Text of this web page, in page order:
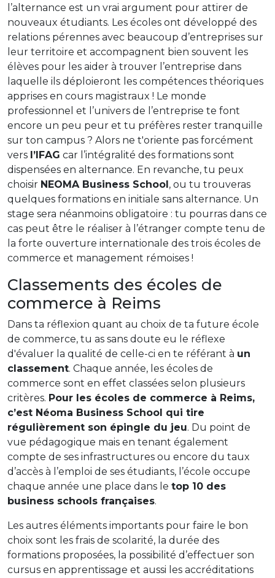
l’alternance est un vrai argument pour attirer de
nouveaux étudiants. Les écoles ont développé des
relations pérennes avec beaucoup d’entreprises sur
leur territoire et accompagnent bien souvent les
élèves pour les aider à trouver l’entreprise dans
laquelle ils déploieront les compétences théoriques
apprises en cours magistraux ! Le monde
professionnel et l’univers de l’entreprise te font
encore un peu peur et tu préfères rester tranquille
sur ton campus ? Alors ne t'oriente pas forcément
vers l’IFAG car l’intégralité des formations sont
dispensées en alternance. En revanche, tu peux
choisir NEOMA Business School, ou tu trouveras
quelques formations en initiale sans alternance. Un
stage sera néanmoins obligatoire : tu pourras dans ce
cas peut être le réaliser à l’étranger compte tenu de
la forte ouverture internationale des trois écoles de
commerce et management rémoises !
Classements des écoles de
commerce à Reims
Dans ta réflexion quant au choix de ta future école
de commerce, tu as sans doute eu le réflexe
d'évaluer la qualité de celle-ci en te référant à un
classement. Chaque année, les écoles de
commerce sont en effet classées selon plusieurs
critères. Pour les écoles de commerce à Reims,
c’est Néoma Business School qui tire
régulièrement son épingle du jeu. Du point de
vue pédagogique mais en tenant également
compte de ses infrastructures ou encore du taux
d’accès à l’emploi de ses étudiants, l’école occupe
chaque année une place dans le top 10 des
business schools françaises.
Les autres éléments importants pour faire le bon
choix sont les frais de scolarité, la durée des
formations proposées, la possibilité d’effectuer son
cursus en apprentissage et aussi les accréditations